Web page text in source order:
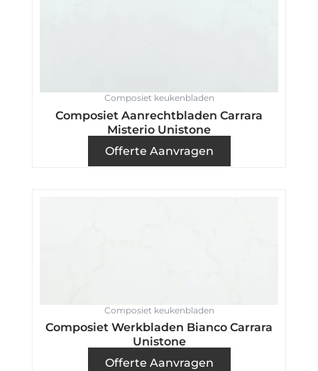
Composiet keukenbladen
Composiet Aanrechtbladen Carrara
Misterio Unistone
Offerte Aanvragen
Composiet keukenbladen
Composiet Werkbladen Bianco Carrara
Unistone
Offerte Aanvragen